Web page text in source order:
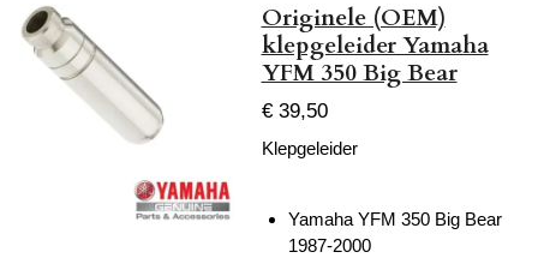
Originele (OEM)
klepgeleider Yamaha
YFM 350 Big Bear
€ 39,50
Klepgeleider
Yamaha YFM 350 Big Bear
1987-2000